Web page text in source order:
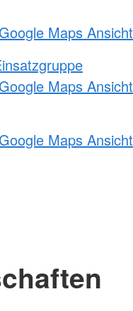
Maps Ansicht
Maps Ansicht
Maps Ansicht